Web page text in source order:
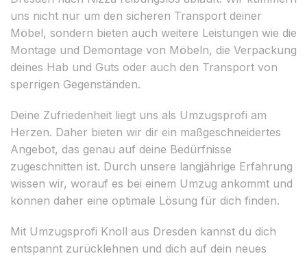
uns nicht nur um den sicheren Transport deiner
Möbel, sondern bieten auch weitere Leistungen wie die
Montage und Demontage von Möbeln, die Verpackung
deines Hab und Guts oder auch den Transport von
sperrigen Gegenständen.
Deine Zufriedenheit liegt uns als Umzugsprofi am
Herzen. Daher bieten wir dir ein maßgeschneidertes
Angebot, das genau auf deine Bedürfnisse
zugeschnitten ist. Durch unsere langjährige Erfahrung
wissen wir, worauf es bei einem Umzug ankommt und
können daher eine optimale Lösung für dich finden.
Mit Umzugsprofi Knoll aus Dresden kannst du dich
entspannt zurücklehnen und dich auf dein neues